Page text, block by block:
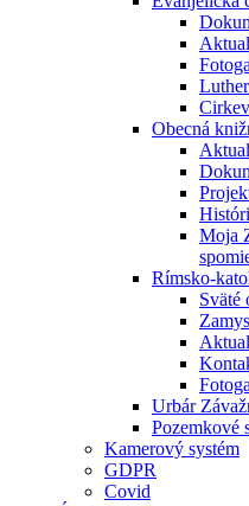
Obecná
Moja
Rímsko-
Sväté
Urbár
Pozemkové
Kamerový systém
GDPR
Covid